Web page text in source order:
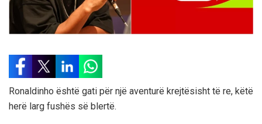
Ronaldinho është gati për një aventurë krejtësisht të re, këtë
herë larg fushës së blertë.